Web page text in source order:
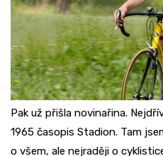
Pak už přišla novinařina.
1965 časopis Stadion. Tam
o všem, ale nejraději o